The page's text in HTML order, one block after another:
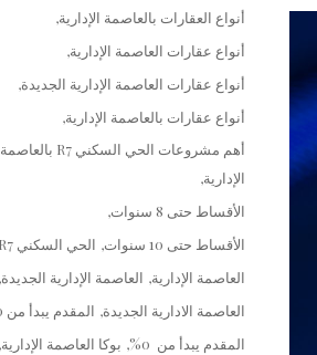
أنواع العقارات بالعاصمة الإدارية
أنواع عقارات العاصمة الإدارية
أنواع عقارات العاصمة الإدارية الجديدة
أنواع عقارات بالعاصمة الإدارية
أهم مشروعات الحي السكني R7 بالعاصمة
الإدارية
الأقساط حتى 8 سنوات
الأقساط حتى 10 سنوات
الحي السكني R7
العاصمة الإدارية العاصمة الإدارية الجديدة
العاصمة الادارية الجديدة المقدم يبدأ من 10%
المقدم يبدأ من 0%
بوكا العاصمة الإدارية